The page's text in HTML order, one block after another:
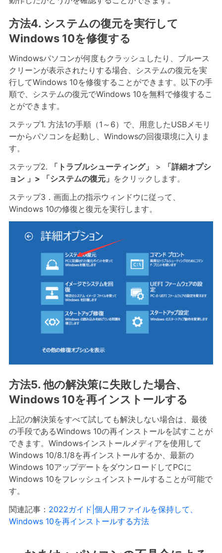
方法4. システムの復元を実行して
Windows 10を修復する
Windowsパソコンが何度もクラッシュしたり、ブルース
クリーンが表示されたりする場合、システムの復元を実
行してWindows 10を修復することができます。以下の手
順で、システムの復元でWindows 10を無料で修復するこ
とができます。
ステップ1. 方法1の手順（1～6）で、用意したUSBメモリ
ーからパソコンを起動し、Windowsの回復環境に入りま
す。
ステップ2.
「トラブルシューティング」 >
「詳細オプシ
ョン 」> 「システムの復元」 をクリックします。
ステップ3．画面上の指示ウィンドウに従って、
Windows 10の修復と復元を実行します。
方法5. 他の解決策に失敗した場合、
Windows 10を再インストールする
上記の解決策をすべて試しても解決しない場合は、最後
の手段であるWindows 10の再インストールを試すことが
できます。Windowsインストールメディアを使用して
Windows 10/8.1/8を再インストールするか、最新の
Windows 10アップデートをダウンロードしてPCに
Windows 10をフレッシュインストールすることが可能で
す。
関連記事： 2022ガイド|個人用ファイルを保持して、
Windows 10を再インストールする方法